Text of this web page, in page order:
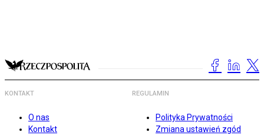
KONTAKT
O nas
Kontakt
REGULAMIN
Polityka Prywatności
Zmiana ustawień zgód